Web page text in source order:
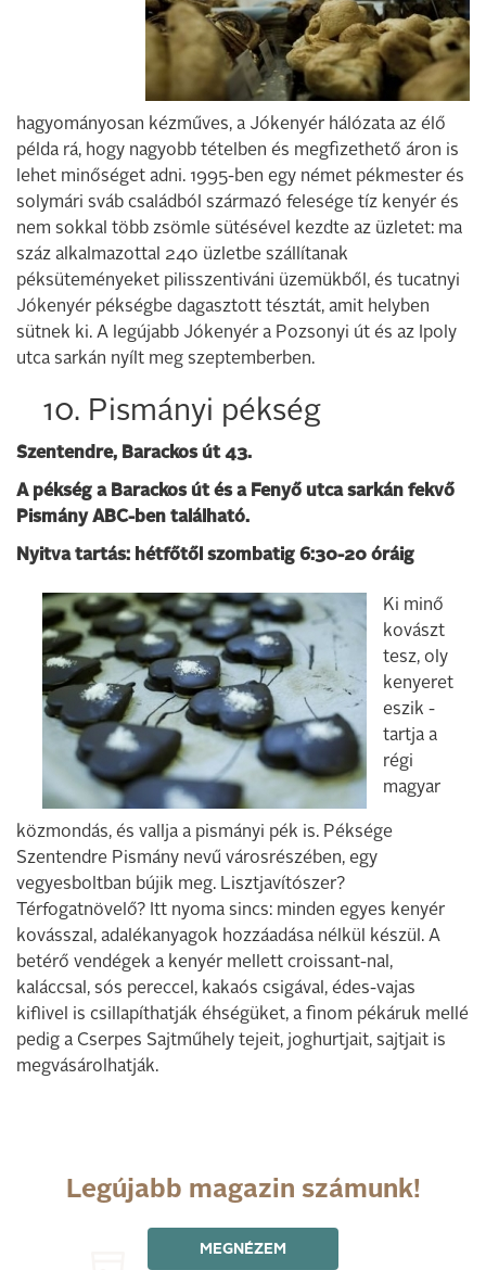
hagyományosan kézműves, a Jókenyér hálózata az élő
példa rá, hogy nagyobb tételben és megfizethető áron is
lehet minőséget adni. 1995-ben egy német pékmester és
solymári sváb családból származó felesége tíz kenyér és
nem sokkal több zsömle sütésével kezdte az üzletet: ma
száz alkalmazottal 240 üzletbe szállítanak
péksüteményeket pilisszentiváni üzemükből, és tucatnyi
Jókenyér pékségbe dagasztott tésztát, amit helyben
sütnek ki. A legújabb Jókenyér a Pozsonyi út és az Ipoly
utca sarkán nyílt meg szeptemberben.
10. Pismányi pékség
Szentendre, Barackos út 43.
A pékség a Barackos út és a Fenyő utca sarkán fekvő
Pismány ABC-ben található.
Nyitva tartás: hétfőtől szombatig 6:30-20 óráig
Ki minő
kovászt
tesz, oly
kenyeret
eszik -
tartja a
régi
magyar
közmondás, és vallja a pismányi pék is. Péksége
Szentendre Pismány nevű városrészében, egy
vegyesboltban bújik meg. Lisztjavítószer?
Térfogatnövelő? Itt nyoma sincs: minden egyes kenyér
kovásszal, adalékanyagok hozzáadása nélkül készül. A
betérő vendégek a kenyér mellett croissant-nal,
kaláccsal, sós pereccel, kakaós csigával, édes-vajas
kiflivel is csillapíthatják éhségüket, a finom pékáruk mellé
pedig a Cserpes Sajtműhely tejeit, joghurtjait, sajtjait is
megvásárolhatják.
Legújabb magazin számunk!
MEGNÉZEM